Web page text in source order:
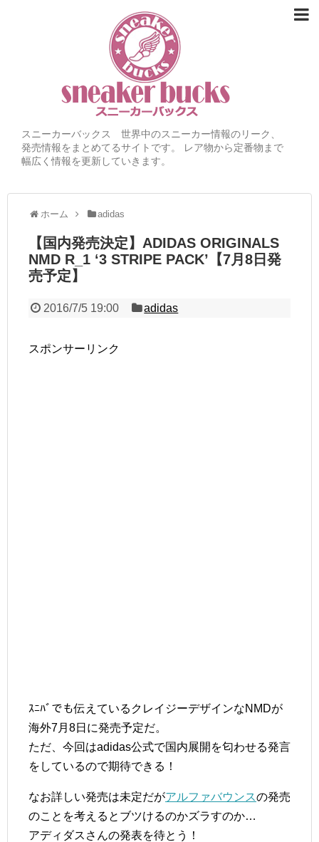
スニーカーバックス 世界中のスニーカー情報のリーク、
発売情報をまとめてるサイトです。 レア物から定番物まで
幅広く情報を更新していきます。
ホーム adidas
【国内発売決定】ADIDAS ORIGINALS
NMD R_1 ‘3 STRIPE PACK’【7月8日発
売予定】
2016/7/5 19:00 adidas
スポンサーリンク
ｽﾆﾊﾞでも伝えているクレイジーデザインなNMDが
海外7月8日に発売予定だ。
ただ、今回はadidas公式で国内展開を匂わせる発言
をしているので期待できる！
なお詳しい発売は未定だがアルファバウンスの発売
のことを考えるとブツけるのかズラすのか…
アディダスさんの発表を待とう！